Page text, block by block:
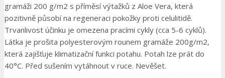
gramáži 200 g/m2 s příměsí výtažků z Aloe Vera, která
pozitivně působí na regeneraci pokožky proti celulitidě.
Trvanlivost účinku je omezena pracími cykly (cca 5-6 cyklů).
Látka je prošita polyesterovým rounem gramáže 200g/m2,
která zajišťuje klimatizační funkci potahu. Potah lze prát do
40°C. Před sušením vytáhnout v ruce. Nevěšet.